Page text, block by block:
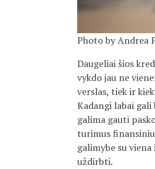
Photo by Andrea
Daugeliai šios
vykdo jau ne
verslas, tiek ir
Kadangi labai
galima gauti
turimus
galimybe su
uždirbti.